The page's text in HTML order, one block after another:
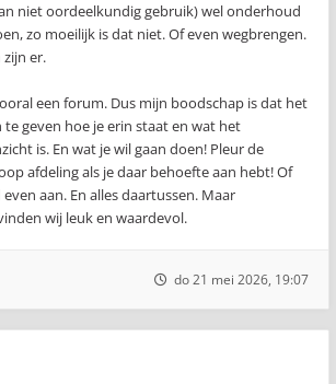
niet oordeelkundig gebruik) wel onderhoud
zo moeilijk is dat niet. Of even wegbrengen.
zijn er.
een forum. Dus mijn boodschap is dat het
te geven hoe je erin staat en wat het
is. En wat je wil gaan doen! Pleur de
afdeling als je daar behoefte aan hebt! Of
aan. En alles daartussen. Maar
wij leuk en waardevol.
do 21 mei 2026, 19:07